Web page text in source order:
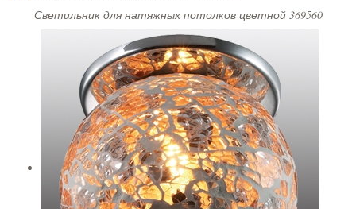
Светильник для натяжных потолков цветной 369560